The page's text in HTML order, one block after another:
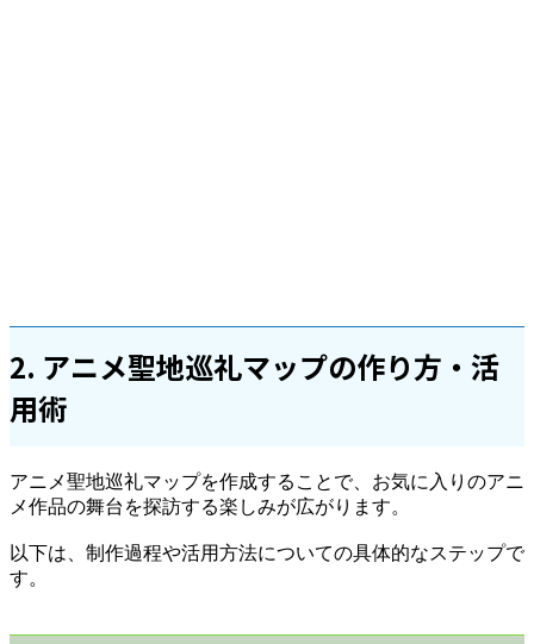
2. アニメ聖地巡礼マップの作り方・活
用術
アニメ聖地巡礼マップを作成することで、お気に入りのアニ
メ作品の舞台を探訪する楽しみが広がります。
以下は、制作過程や活用方法についての具体的なステップで
す。